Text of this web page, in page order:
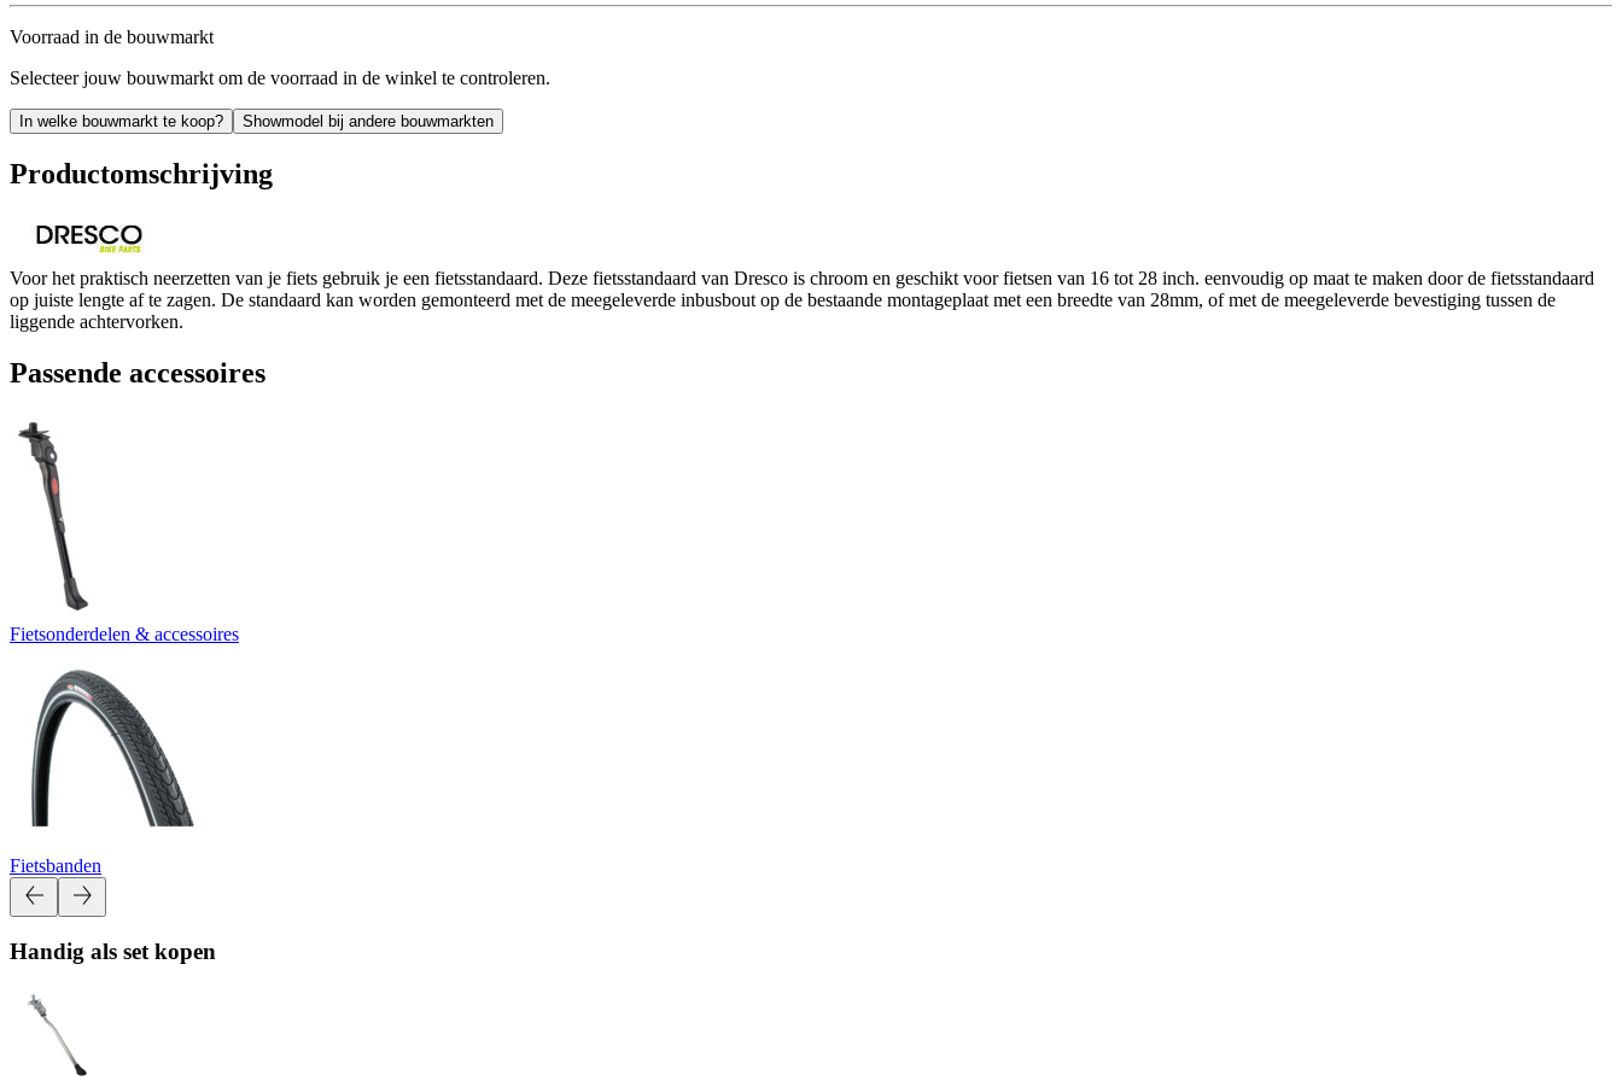
Voorraad in de bouwmarkt
Selecteer jouw bouwmarkt om de voorraad in de winkel te controleren.
In welke bouwmarkt te koop? Showmodel bij andere bouwmarkten
Productomschrijving
Voor het praktisch neerzetten van je fiets gebruik je een fietsstandaard. Deze fietsstandaard van Dresco is chroom en geschikt voor fietsen van 16 tot 28 inch. eenvoudig op maat te maken door de fietsstandaard
op juiste lengte af te zagen. De standaard kan worden gemonteerd met de meegeleverde inbusbout op de bestaande montageplaat met een breedte van 28mm, of met de meegeleverde bevestiging tussen de
liggende achtervorken.
Passende accessoires
Fietsonderdelen & accessoires
Fietsbanden
Handig als set kopen